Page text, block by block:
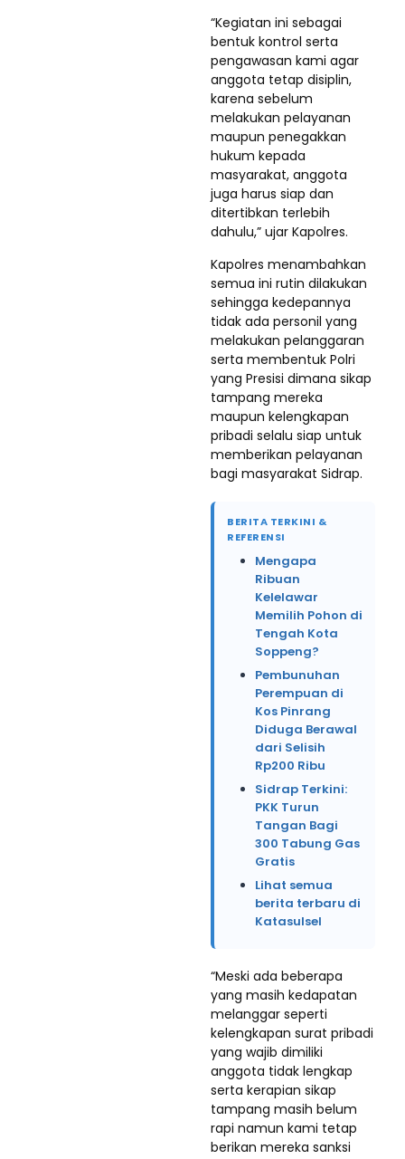
“Kegiatan ini sebagai
bentuk kontrol serta
pengawasan kami agar
anggota tetap disiplin,
karena sebelum
melakukan pelayanan
maupun penegakkan
hukum kepada
masyarakat, anggota
juga harus siap dan
ditertibkan terlebih
dahulu,” ujar Kapolres.
Kapolres menambahkan
semua ini rutin dilakukan
sehingga kedepannya
tidak ada personil yang
melakukan pelanggaran
serta membentuk Polri
yang Presisi dimana sikap
tampang mereka
maupun kelengkapan
pribadi selalu siap untuk
memberikan pelayanan
bagi masyarakat Sidrap.
BERITA TERKINI &
REFERENSI
Mengapa
Ribuan
Kelelawar
Memilih Pohon di
Tengah Kota
Soppeng?
Pembunuhan
Perempuan di
Kos Pinrang
Diduga Berawal
dari Selisih
Rp200 Ribu
Sidrap Terkini:
PKK Turun
Tangan Bagi
300 Tabung Gas
Gratis
Lihat semua
berita terbaru di
Katasulsel
“Meski ada beberapa
yang masih kedapatan
melanggar seperti
kelengkapan surat pribadi
yang wajib dimiliki
anggota tidak lengkap
serta kerapian sikap
tampang masih belum
rapi namun kami tetap
berikan mereka sanksi